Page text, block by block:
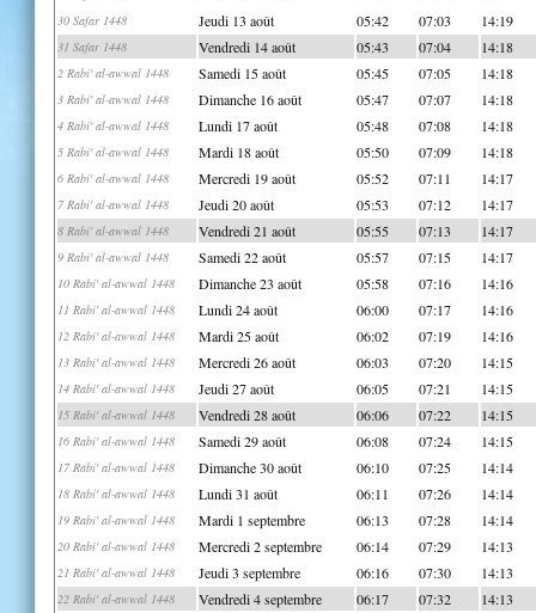
30 Safar 1448 Jeudi 13 août 05:42 07:03 14:19
31 Safar 1448 Vendredi 14 août 05:43 07:04 14:18
2 Rabi' al-awwal 1448 Samedi 15 août 05:45 07:05 14:18
3 Rabi' al-awwal 1448 Dimanche 16 août 05:47 07:07 14:18
4 Rabi' al-awwal 1448 Lundi 17 août 05:48 07:08 14:18
5 Rabi' al-awwal 1448 Mardi 18 août 05:50 07:09 14:18
6 Rabi' al-awwal 1448 Mercredi 19 août 05:52 07:11 14:17
7 Rabi' al-awwal 1448 Jeudi 20 août 05:53 07:12 14:17
8 Rabi' al-awwal 1448 Vendredi 21 août 05:55 07:13 14:17
9 Rabi' al-awwal 1448 Samedi 22 août 05:57 07:15 14:17
10 Rabi' al-awwal 1448 Dimanche 23 août 05:58 07:16 14:16
11 Rabi' al-awwal 1448 Lundi 24 août 06:00 07:17 14:16
12 Rabi' al-awwal 1448 Mardi 25 août 06:02 07:19 14:16
13 Rabi' al-awwal 1448 Mercredi 26 août 06:03 07:20 14:15
14 Rabi' al-awwal 1448 Jeudi 27 août 06:05 07:21 14:15
15 Rabi' al-awwal 1448 Vendredi 28 août 06:06 07:22 14:15
16 Rabi' al-awwal 1448 Samedi 29 août 06:08 07:24 14:15
17 Rabi' al-awwal 1448 Dimanche 30 août 06:10 07:25 14:14
18 Rabi' al-awwal 1448 Lundi 31 août 06:11 07:26 14:14
19 Rabi' al-awwal 1448 Mardi 1 septembre 06:13 07:28 14:14
20 Rabi' al-awwal 1448 Mercredi 2 septembre 06:14 07:29 14:13
21 Rabi' al-awwal 1448 Jeudi 3 septembre 06:16 07:30 14:13
22 Rabi' al-awwal 1448 Vendredi 4 septembre 06:17 07:32 14:13